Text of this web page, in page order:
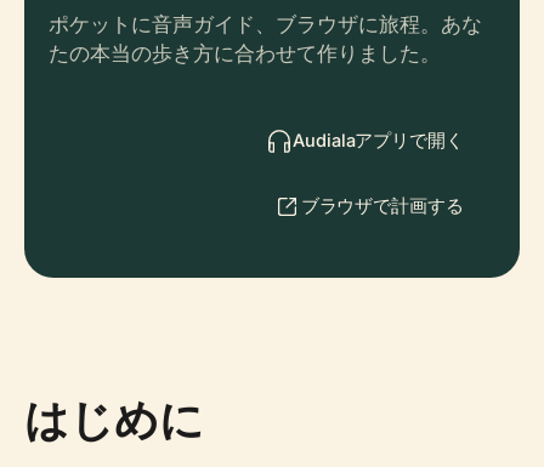
ポケットに音声ガイド、ブラウザに旅程。あな
たの本当の歩き方に合わせて作りました。
Audialaアプリで開く
ブラウザで計画する
はじめに